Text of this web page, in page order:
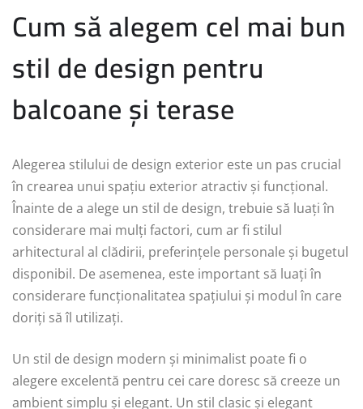
Cum să alegem cel mai bun
stil de design pentru
balcoane și terase
Alegerea stilului de design exterior este un pas crucial
în crearea unui spațiu exterior atractiv și funcțional.
Înainte de a alege un stil de design, trebuie să luați în
considerare mai mulți factori, cum ar fi stilul
arhitectural al clădirii, preferințele personale și bugetul
disponibil. De asemenea, este important să luați în
considerare funcționalitatea spațiului și modul în care
doriți să îl utilizați.
Un stil de design modern și minimalist poate fi o
alegere excelentă pentru cei care doresc să creeze un
ambient simplu și elegant. Un stil clasic și elegant